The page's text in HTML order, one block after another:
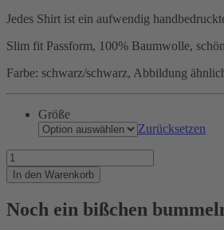
Jedes Shirt ist ein aufwendig
Slim fit Passform, 100% Baumwolle,
Farbe: schwarz/schwarz, Abbildung
Größe
Zurücksetzen
ALL
BLACK
Ankerherz
In den Warenkorb
Noch ein bißchen